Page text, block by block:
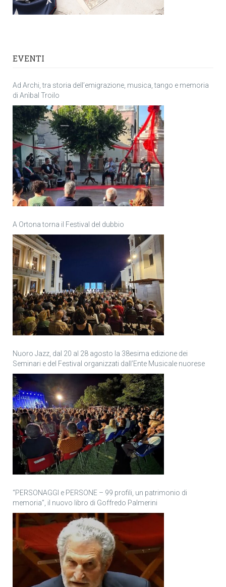
EVENTI
Ad Archi, tra storia dell’emigrazione, musica, tango e memoria
di Anìbal Troilo
A Ortona torna il Festival del dubbio
Nuoro Jazz, dal 20 al 28 agosto la 38esima edizione dei
Seminari e del Festival organizzati dall’Ente Musicale nuorese
“PERSONAGGI e PERSONE – 99 profili, un patrimonio di
memoria”, il nuovo libro di Goffredo Palmerini